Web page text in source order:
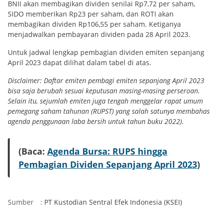
BNII akan membagikan dividen senilai Rp7,72 per saham,
SIDO memberikan Rp23 per saham, dan ROTI akan
membagikan dividen Rp106,55 per saham. Ketiganya
menjadwalkan pembayaran dividen pada 28 April 2023.
Untuk jadwal lengkap pembagian dividen emiten sepanjang
April 2023 dapat dilihat dalam tabel di atas.
Disclaimer: Daftar emiten pembagi emiten sepanjang April 2023
bisa saja berubah sesuai keputusan masing-masing perseroan.
Selain itu, sejumlah emiten juga tengah menggelar rapat umum
pemegang saham tahunan (RUPST) yang salah satunya membahas
agenda penggunaan laba bersih untuk tahun buku 2022).
(Baca: Agenda Bursa: RUPS hingga
Pembagian Dividen Sepanjang April 2023)
Sumber : PT Kustodian Sentral Efek Indonesia (KSEI)